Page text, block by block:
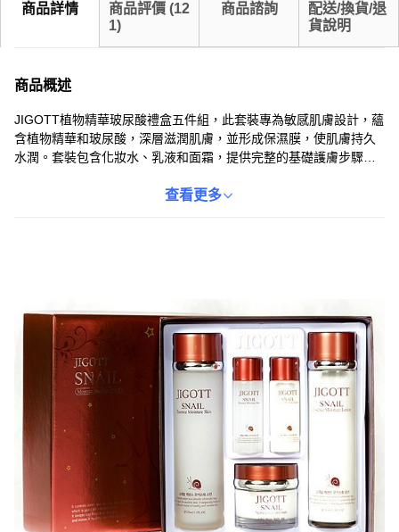
商品詳情 商品評價 (12
1)
商品諮詢
配送/換貨/退
貨說明
商品概述
JIGOTT植物精華玻尿酸禮盒五件組，此套裝專為敏感肌膚設計，蘊
含植物精華和玻尿酸，深層滋潤肌膚，並形成保濕膜，使肌膚持久
水潤。套裝包含化妝水、乳液和面霜，提供完整的基礎護膚步驟，
JIGOTT植物精華玻尿酸禮盒五件組，感受肌膚煥發新生的喜悅！
查看更多